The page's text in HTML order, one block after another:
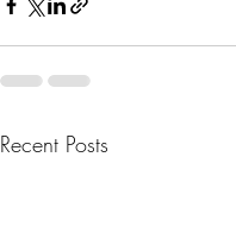
Recent Posts